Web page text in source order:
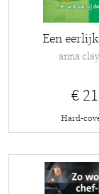
Een
anna
€
Hard-